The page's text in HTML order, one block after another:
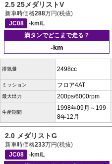
2.5 25メダリストV
新車時価格288万円(税抜)
JC08
-km/L
満タンでどこまで走る？
-km
排気量 2498cc
ミッション フロア4AT
最大出力 200ps/6000rpm
生産期間
1998年09月～199
8年12月
2.0 メダリストG
新車時価格233万円(税抜)
JC08
-km/L